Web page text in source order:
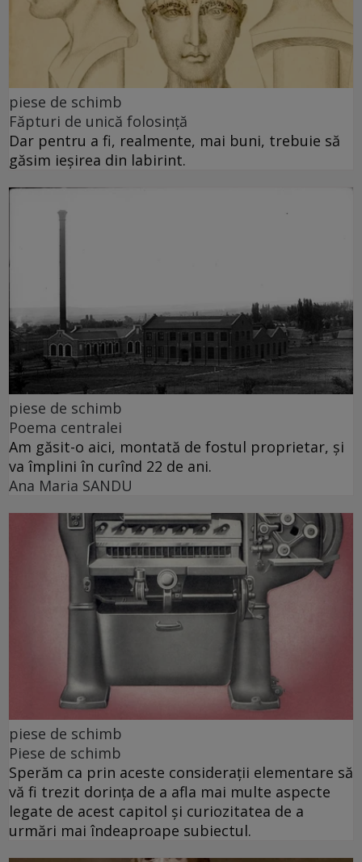
piese de schimb
Făpturi de unică folosință
Dar pentru a fi, realmente, mai buni, trebuie să
găsim ieșirea din labirint.
piese de schimb
Poema centralei
Am găsit-o aici, montată de fostul proprietar, și
va împlini în curînd 22 de ani.
Ana Maria SANDU
piese de schimb
Piese de schimb
Sperăm ca prin aceste considerații elementare să
vă fi trezit dorința de a afla mai multe aspecte
legate de acest capitol și curiozitatea de a
urmări mai îndeaproape subiectul.